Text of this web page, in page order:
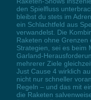
den Spielfluss
bleibst du stets im
ein Schlachtfeld aus
verwandelst. Die
Raketen ohne
Strategien, sei es beim
Garland-
mehrerer Ziele
Just Cause 4 wirklich
nicht nur schneller
Regeln – und das mit
die Raketen